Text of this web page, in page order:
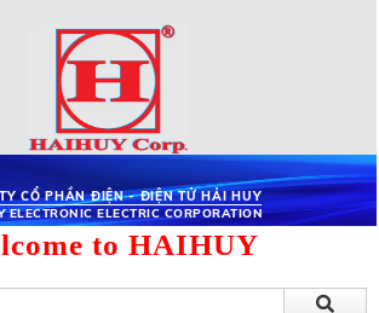
CỔ PHẦN ĐIỆN - ĐIỆN TỬ HẢI HUY
ELECTRONIC ELECTRIC CORPORATION
to HAIHUY